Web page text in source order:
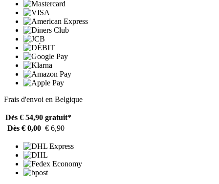
Frais d'envoi en Belgique
Dès € 54,90 gratuit*
Dès € 0,00 € 6,90